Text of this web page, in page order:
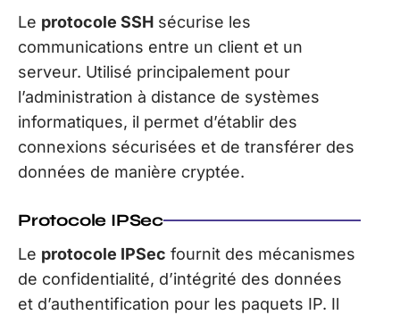
Le protocole SSH sécurise les
communications entre un client et un
serveur. Utilisé principalement pour
l’administration à distance de systèmes
informatiques, il permet d’établir des
connexions sécurisées et de transférer des
données de manière cryptée.
Protocole IPSec
Le protocole IPSec fournit des mécanismes
de confidentialité, d’intégrité des données
et d’authentification pour les paquets IP. Il